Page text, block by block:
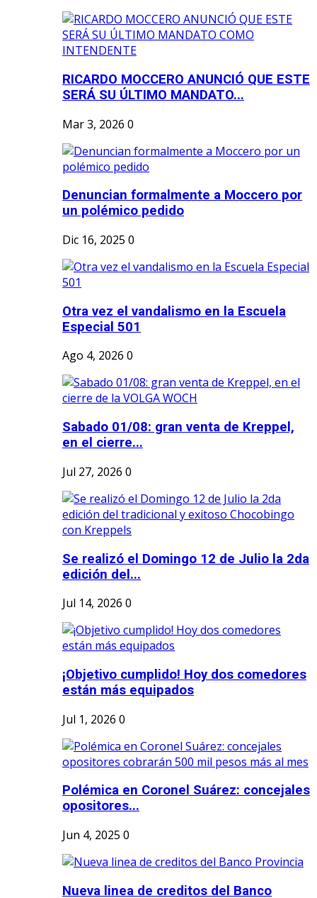
RICARDO MOCCERO ANUNCIÓ QUE ESTE
SERÁ SU ÚLTIMO MANDATO...
Mar 3, 2026 0
Denuncian formalmente a Moccero por
un polémico pedido
Dic 16, 2025 0
Otra vez el vandalismo en la Escuela
Especial 501
Ago 4, 2026 0
Sabado 01/08: gran venta de Kreppel,
en el cierre...
Jul 27, 2026 0
Se realizó el Domingo 12 de Julio la 2da
edición del...
Jul 14, 2026 0
¡Objetivo cumplido! Hoy dos comedores
están más equipados
Jul 1, 2026 0
Polémica en Coronel Suárez: concejales
opositores...
Jun 4, 2025 0
Nueva linea de creditos del Banco